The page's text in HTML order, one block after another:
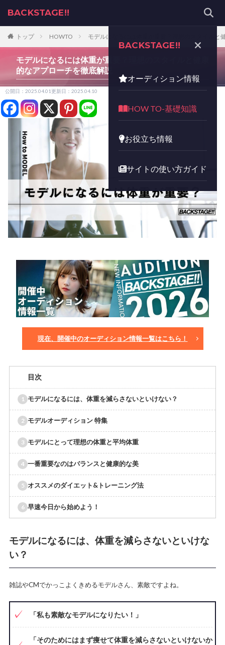
BACKSTAGE!!
BACKSTAGE!!
オーディション情報
HOW TO-基礎知識
お役立ち情報
サイトの使い方ガイド
トップ HOWTO モデルになるには体重が重要？理想のスタイルと
モデルになるには体重が重要？理想のスタイルと健康
的なアプローチを徹底解説
公開日：2025.04.01更新日：2025.04.10
現在、開催中のオーディション情報一覧はこちら！
目次
モデルになるには、体重を減らさないといけない？
モデルオーディション 特集
モデルにとって理想の体重と平均体重
一番重要なのはバランスと健康的な美
オススメのダイエット&トレーニング法
早速今日から始めよう！
モデルになるには、体重を減らさないといけな
い？
雑誌やCMでかっこよくきめるモデルさん、素敵ですよね。
「私も素敵なモデルになりたい！」
「そのためにはまず痩せて体重を減らさないといけないか